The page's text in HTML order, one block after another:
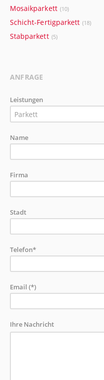
Mosaikparkett (10)
Schicht-Fertigparkett (18)
Stabparkett (5)
ANFRAGE
Leistungen
Parkett
Name
Firma
Stadt
Telefon*
Email (*)
Ihre Nachricht